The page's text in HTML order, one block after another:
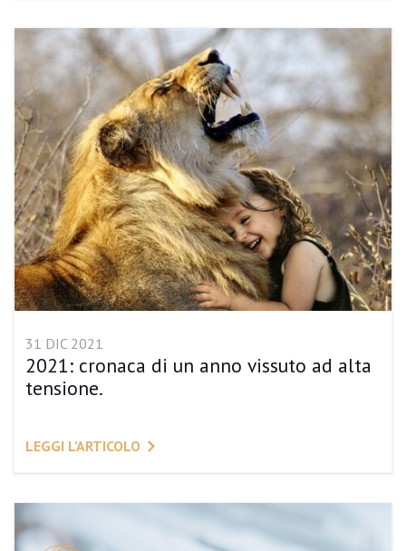
31 DIC 2021
2021: cronaca di un anno vissuto ad alta
tensione.
LEGGI L’ARTICOLO